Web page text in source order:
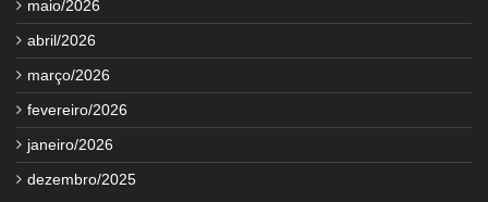
maio/2026
abril/2026
março/2026
fevereiro/2026
janeiro/2026
dezembro/2025